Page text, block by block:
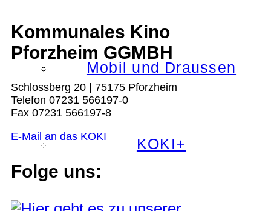
Mobil und Draussen
KOKI+
Kommunales Kino
Pforzheim GGMBH
Schlossberg 20 | 75175 Pforzheim
Telefon 07231 566197-0
Fax 07231 566197-8
E-Mail an das KOKI
Folge uns: